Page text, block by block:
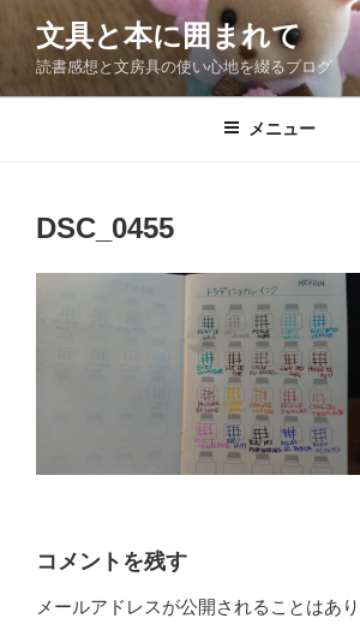
テ
ン
文具と本に囲まれて
読書感想と文房具の使い心地を綴るブログ
メニュー
DSC_0455
コメントを残す
メールアドレスが公開されることはあり